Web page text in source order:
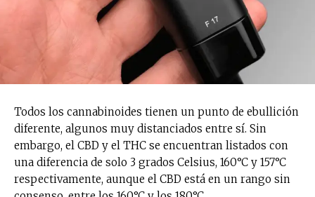
Todos los cannabinoides tienen un punto de ebullición
diferente, algunos muy distanciados entre sí. Sin
embargo, el CBD y el THC se encuentran listados con
una diferencia de solo 3 grados Celsius, 160°C y 157°C
respectivamente, aunque el CBD está en un rango sin